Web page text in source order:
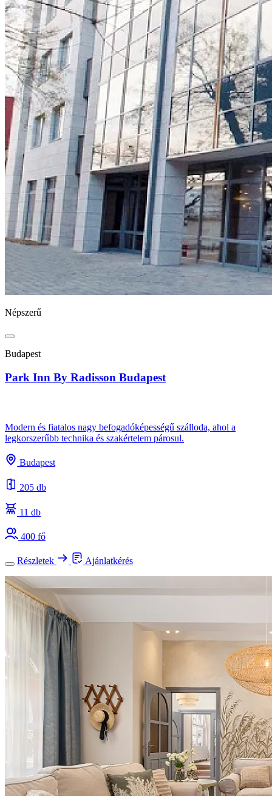
Népszerű
Budapest
Park Inn By Radisson Budapest
Modern és fiatalos nagy befogadóképességű szálloda, ahol a
legkorszerűbb technika és szakértelem párosul.
Budapest
205 db
11 db
400 fő
Részletek Ajánlatkérés